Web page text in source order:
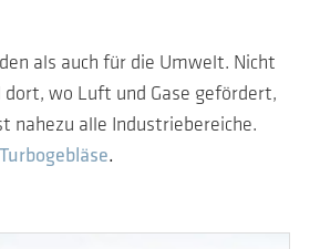
als auch für die Umwelt. Nicht
wo Luft und Gase gefördert,
nahezu alle Industriebereiche.
Turbogebläse.